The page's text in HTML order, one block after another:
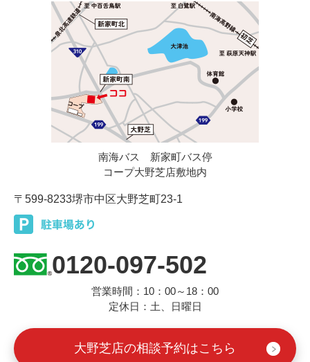
南海バス 新家町バス停
コープ大野芝店敷地内
〒599-8233堺市中区大野芝町23-1
0120-097-502
営業時間：10：00～18：00
定休日：土、日曜日
大野芝店の相談予約はこちら